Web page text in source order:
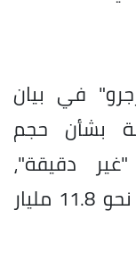
في بيان
بشأن حجم
دقيقة"،
مؤكدة أن أصل المديونية يبلغ نحو 11.8 مليار